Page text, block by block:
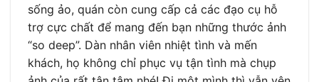
sống ảo, quán còn cung cấp cả các đạo cụ hỗ
trợ cực chất để mang đến bạn những thước ảnh
“so deep”. Dàn nhân viên nhiệt tình và mến
khách, họ không chỉ phục vụ tận tình mà chụp